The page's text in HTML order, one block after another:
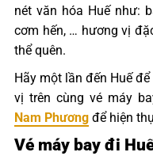
nét văn hóa Huế như:
cơm hến, … hương vị
thể quên.
Hãy một lần đến Huế
vị trên cùng vé máy
Nam Phương để hiện
Vé máy bay đi